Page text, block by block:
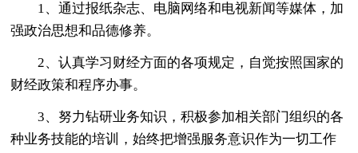
1、通过报纸杂志、电脑网络和电视新闻等媒体，加
强政治思想和品德修养。
2、认真学习财经方面的各项规定，自觉按照国家的
财经政策和程序办事。
3、努力钻研业务知识，积极参加相关部门组织的各
种业务技能的培训，始终把增强服务意识作为一切工作